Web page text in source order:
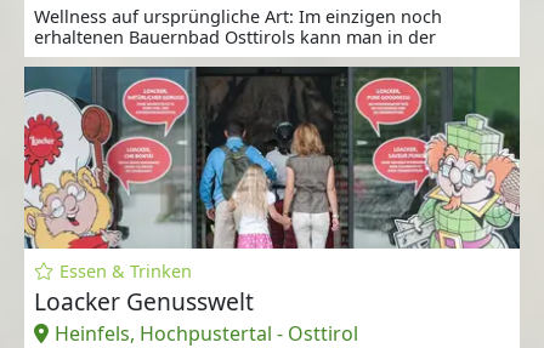
Wellness auf ursprüngliche Art: Im einzigen noch
erhaltenen Bauernbad Osttirols kann man in der
Essen & Trinken
Loacker Genusswelt
Heinfels, Hochpustertal - Osttirol